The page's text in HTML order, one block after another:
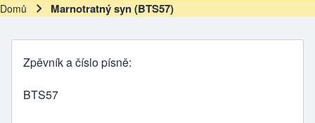
Drobečková navigace
Domů Marnotratný syn (BTS57)
Zpěvník a číslo písně
BTS57